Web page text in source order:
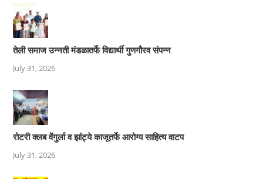
तेली समाज उन्नती मंडळातर्फे विद्यार्थी गुणगौरव संपन्न
July 31, 2026
रोटरी क्लब वेंगुर्ला व झांट्ये काजूतर्फे आरोग्य साहित्य वाटप
July 31, 2026